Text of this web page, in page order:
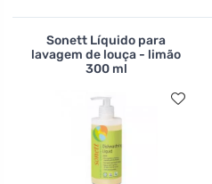
Sonett Líquido para
lavagem de louça - limão
300 ml